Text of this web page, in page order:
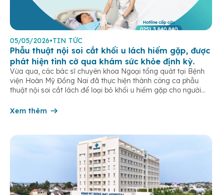
05/05/2026•TIN TỨC
Phẫu thuật nội soi cắt khối u lách hiếm gặp, được
phát hiện tình cờ qua khám sức khỏe định kỳ.
Vừa qua, các bác sĩ chuyên khoa Ngoại tổng quát tại Bệnh
viện Hoàn Mỹ Đồng Nai đã thực hiện thành công ca phẫu
thuật nội soi cắt lách để loại bỏ khối u hiếm gặp cho người
chú ý, khối u này hoàn […]
Xem thêm